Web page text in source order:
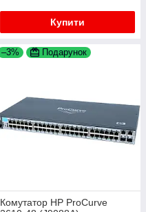
Купити
–3% Подарунок
Комутатор HP ProCurve